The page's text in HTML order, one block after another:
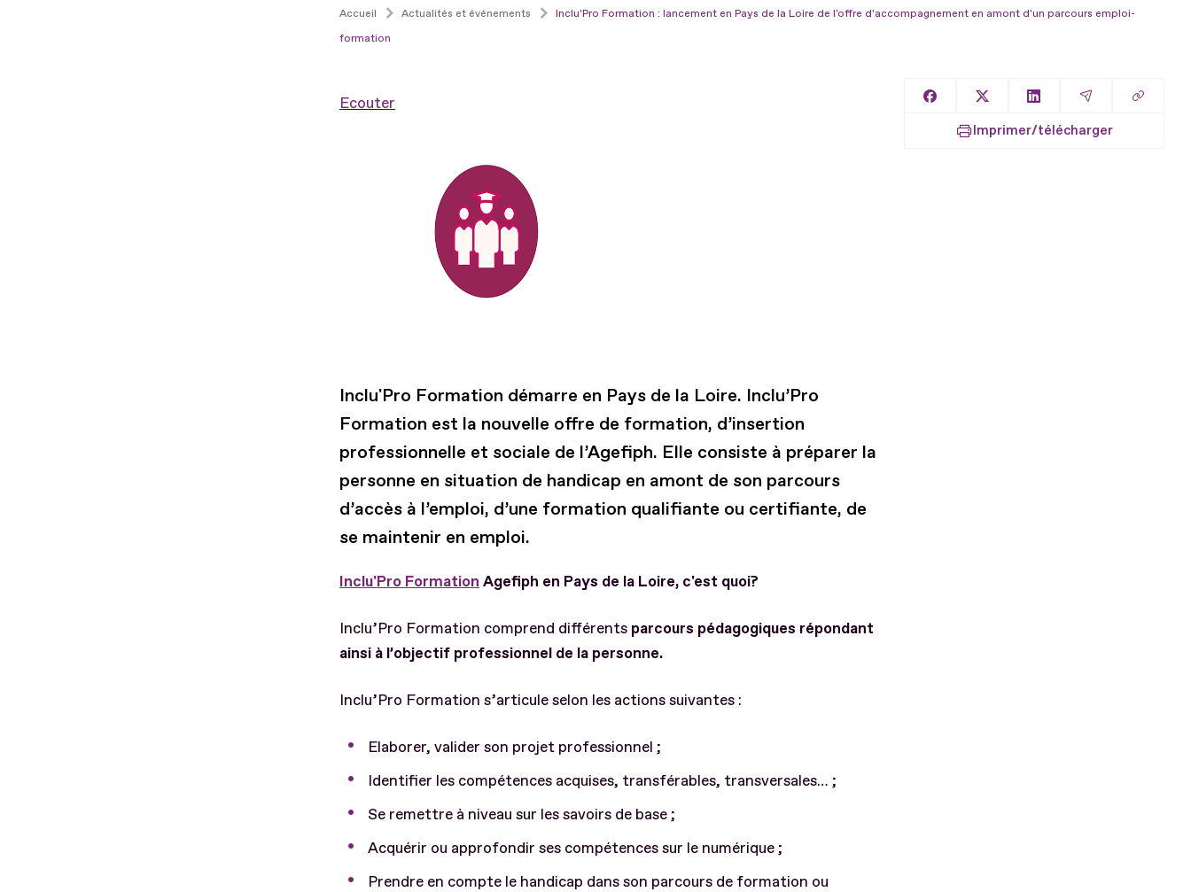
Accueil Actualités et événements
Inclu'Pro Formation : lancement en Pays de la Loire de l'offre d'accompagnement en amont d'un parcours emploi-
formation
Ecouter
Inclu'Pro Formation démarre en Pays de la Loire. Inclu’Pro
Formation est la nouvelle offre de formation, d’insertion
professionnelle et sociale de l’Agefiph. Elle consiste à préparer la
personne en situation de handicap en amont de son parcours
d’accès à l’emploi, d’une formation qualifiante ou certifiante, de
se maintenir en emploi.
Inclu'Pro Formation Agefiph en Pays de la Loire, c'est quoi?
Inclu’Pro Formation comprend différents parcours pédagogiques répondant
ainsi à l’objectif professionnel de la personne.
Inclu’Pro Formation s’articule selon les actions suivantes :
Elaborer, valider son projet professionnel ;
Identifier les compétences acquises, transférables, transversales… ;
Se remettre à niveau sur les savoirs de base ;
Acquérir ou approfondir ses compétences sur le numérique ;
Prendre en compte le handicap dans son parcours de formation ou
Partager sur Facebook
Partager sur XPartager sur LinkedIn
Partager par
Copier
Imprimer/télécharger